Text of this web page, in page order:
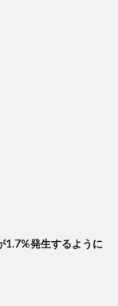
1.7%発生するように